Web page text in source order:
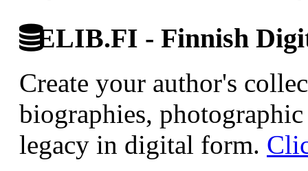
ELIB.FI - Finnish
Create your author's
biographies,
legacy in digital form.